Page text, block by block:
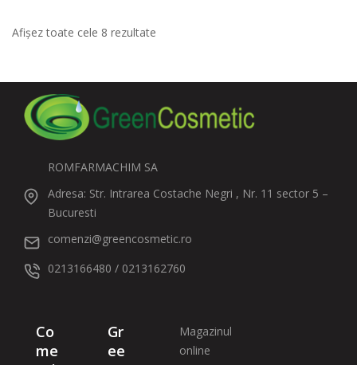
Afișez toate cele 8 rezultate
ROMFARMACHIM SA
Adresa: Str. Intrarea Costache Negri , Nr. 11 sector 5 –
Bucuresti
comenzi@greencosmetic.ro
0213166480 / 0213162760
Co
me
Gr
ee
Magazinul
online